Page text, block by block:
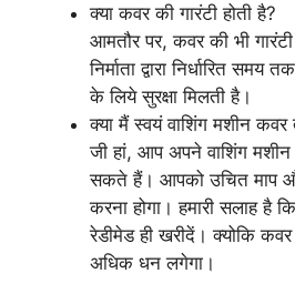
क्या कवर की गारंटी होती है?
आमतौर पर, कवर की भी
निर्माता द्वारा निर्धारित
के लिये सुरक्षा मिलती है।
क्या मैं स्वयं वाशिंग मशीन
जी हां, आप अपने वाशिंग
सकते हैं। आपको उचित माप
करना होगा। हमारी सलाह
रेडीमेड ही खरीदें। क्योकि
अधिक धन लगेगा।